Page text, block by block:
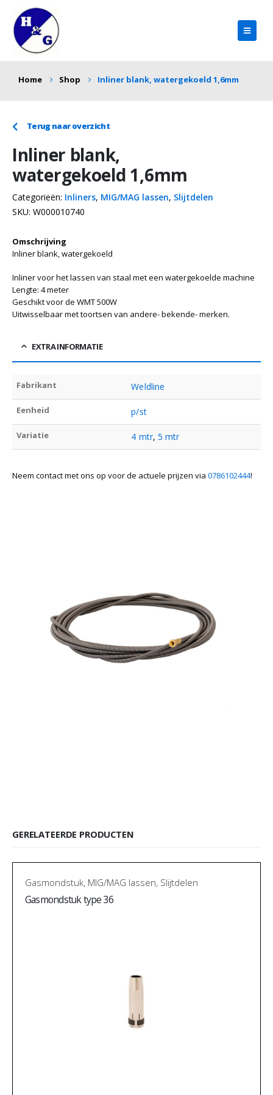
Home Shop Inliner blank, watergekoeld 1,6mm
Terug naar overzicht
Inliner blank,
watergekoeld 1,6mm
SKU: W000010740
Categorieën: Inliners, MIG/MAG lassen, Slijtdelen
Omschrijving
Inliner blank, watergekoeld
Inliner voor het lassen van staal met een watergekoelde machine
Lengte: 4 meter
Geschikt voor de WMT 500W
Uitwisselbaar met toortsen van andere- bekende- merken.
EXTRA INFORMATIE
Fabrikant Weldline
Eenheid p/st
Variatie 4 mtr, 5 mtr
Neem contact met ons op voor de actuele prijzen via 0786102444!
GERELATEERDE PRODUCTEN
Gasmondstuk, MIG/MAG lassen, Slijtdelen
Gasmondstuk type 36